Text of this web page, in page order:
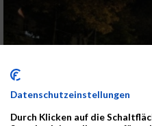
Datenschutzeinstellungen
Durch Klicken auf die